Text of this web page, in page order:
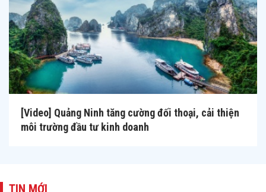
[Video] Quảng Ninh tăng cường đối thoại, cải thiện
môi trường đầu tư kinh doanh
TIN MỚI